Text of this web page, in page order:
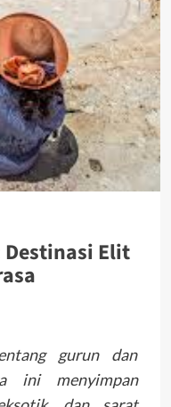
Elit
gurun dan
ini menyimpan